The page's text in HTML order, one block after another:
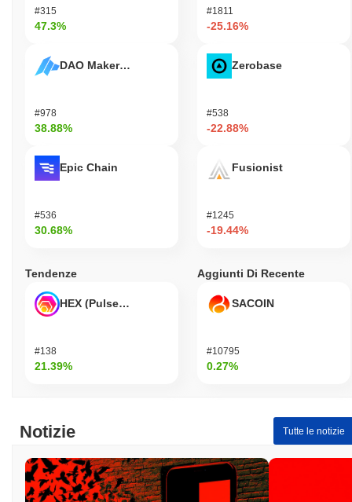
#315
47.3%
DAO Maker Token
#978
38.88%
Epic Chain
#536
30.68%
#1811
-25.16%
Zerobase
#538
-22.88%
Fusionist
#1245
-19.44%
Tendenze
HEX (Pulsechain)
#138
21.39%
Aggiunti Di Recente
SACOIN
#10795
0.27%
Notizie Tutte le notizie